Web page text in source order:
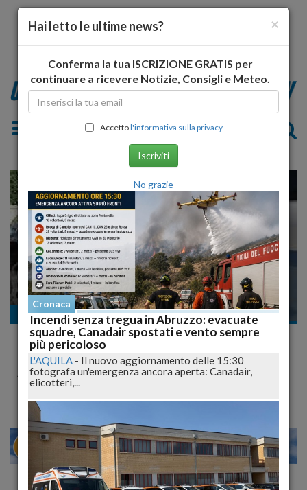
Toggle navigation
Cronaca
Traffico di droga, 8 arresti a Teramo.
Presunta mente un imprenditore aquilano
Sequestrati immobili, auto ed una barca
MILANO 22 27
×
Hai letto le ultime news?
Conferma la tua ISCRIZIONE GRATIS per
continuare a ricevere Notizie, Consigli e Meteo.
Accettol'informativa sulla privacy
Iscriviti
No grazie
Cronaca
Incendi senza tregua in Abruzzo: evacuate
squadre, Canadair spostati e vento sempre
più pericoloso
L'AQUILA - Il nuovo aggiornamento delle 15:30
fotografa un'emergenza ancora aperta: Canadair,
elicotteri,...